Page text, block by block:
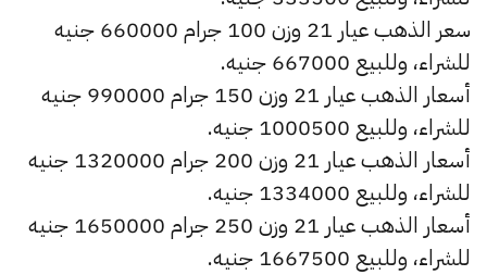
سعر الذهب عيار 21 وزن 100 جرام 660000 جنيه
للشراء، وللبيع 667000 جنيه.
أسعار الذهب عيار 21 وزن 150 جرام 990000 جنيه
للشراء، وللبيع 1000500 جنيه.
أسعار الذهب عيار 21 وزن 200 جرام 1320000 جنيه
للشراء، وللبيع 1334000 جنيه.
أسعار الذهب عيار 21 وزن 250 جرام 1650000 جنيه
للشراء، وللبيع 1667500 جنيه.